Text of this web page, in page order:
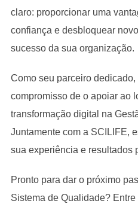
claro: proporcionar uma
confiança e desbloquear
sucesso da sua organização.
Como seu parceiro
compromisso de o apoiar ao
transformação digital na
Juntamente com a SCILIFE,
sua experiência e resultados
Pronto para dar o próximo
Sistema de Qualidade?